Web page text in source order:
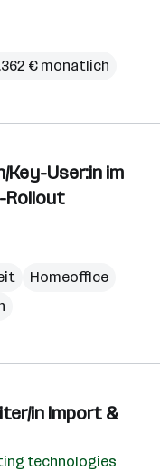
€ monatlich
User:in im
Rollout
Homeoffice
in Import &
technologies